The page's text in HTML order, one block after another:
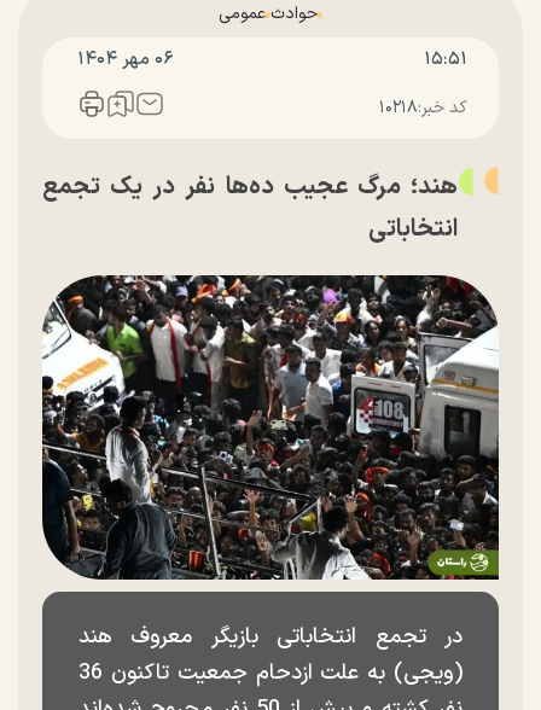
حوادث عمومی
۱۵:۵۱ ۰۶ مهر ۱۴۰۴
کد خبر:۱۰۲۱۸
هند؛ مرگ عجیب ده‌ها نفر در یک تجمع
انتخاباتی
در تجمع انتخاباتی بازیگر معروف هند
(ویجی) به علت ازدحام جمعیت تاکنون 36